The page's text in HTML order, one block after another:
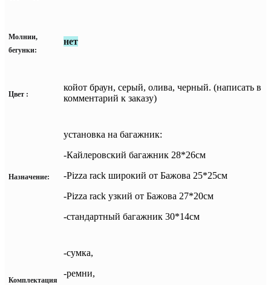
Молнии,
бегунки:
нет
Цвет :
койот браун, серый, олива, черный. (написать в
комментарий к заказу)
Назначение:
установка на багажник:
-Кайлеровский багажник 28*26см
-Pizza rack широкий от Бажова 25*25см
-Pizza rack узкий от Бажова 27*20см
-стандартный багажник 30*14см
Комплектация
-сумка,
-ремни,